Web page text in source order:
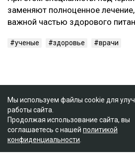
заменяют полноценное
важной частью здорового
ученые здоровье врачи
Мы используем файлы cookie для
работы сайта.
Продолжая использование сайта, вы
соглашаетесь с нашей политикой
конфиденциальности